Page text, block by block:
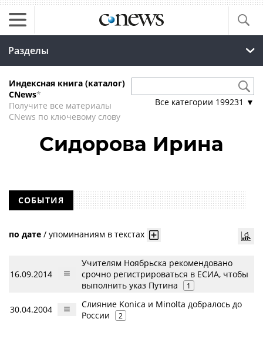
Разделы
Индексная книга (каталог)
CNews*
Получите все материалы
CNews по ключевому слову
Все категории 199231 ▼
Сидорова Ирина
СОБЫТИЯ
по дате / упоминаниям в текстах
16.09.2014
Учителям Ноябрьска рекомендовано
срочно регистрироваться в ЕСИА, чтобы
выполнить указ Путина
1
30.04.2004
Слияние Konica и Minolta добралось до
России
2